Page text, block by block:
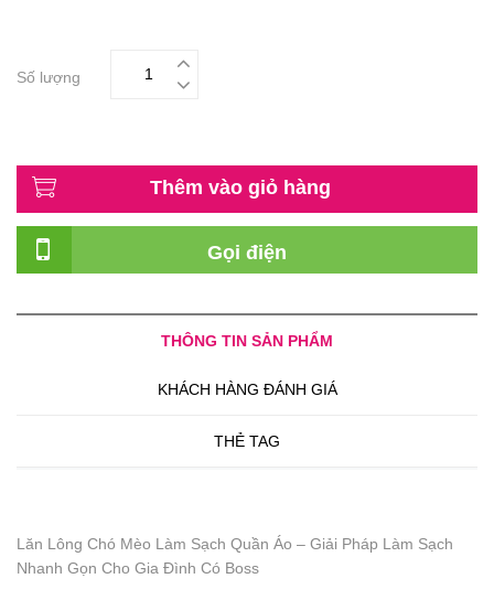
Số lượng
Thêm vào giỏ hàng
Gọi điện
THÔNG TIN SẢN PHẨM
KHÁCH HÀNG ĐÁNH GIÁ
THẺ TAG
Lăn Lông Chó Mèo Làm Sạch Quần Áo – Giải Pháp Làm Sạch
Nhanh Gọn Cho Gia Đình Có Boss